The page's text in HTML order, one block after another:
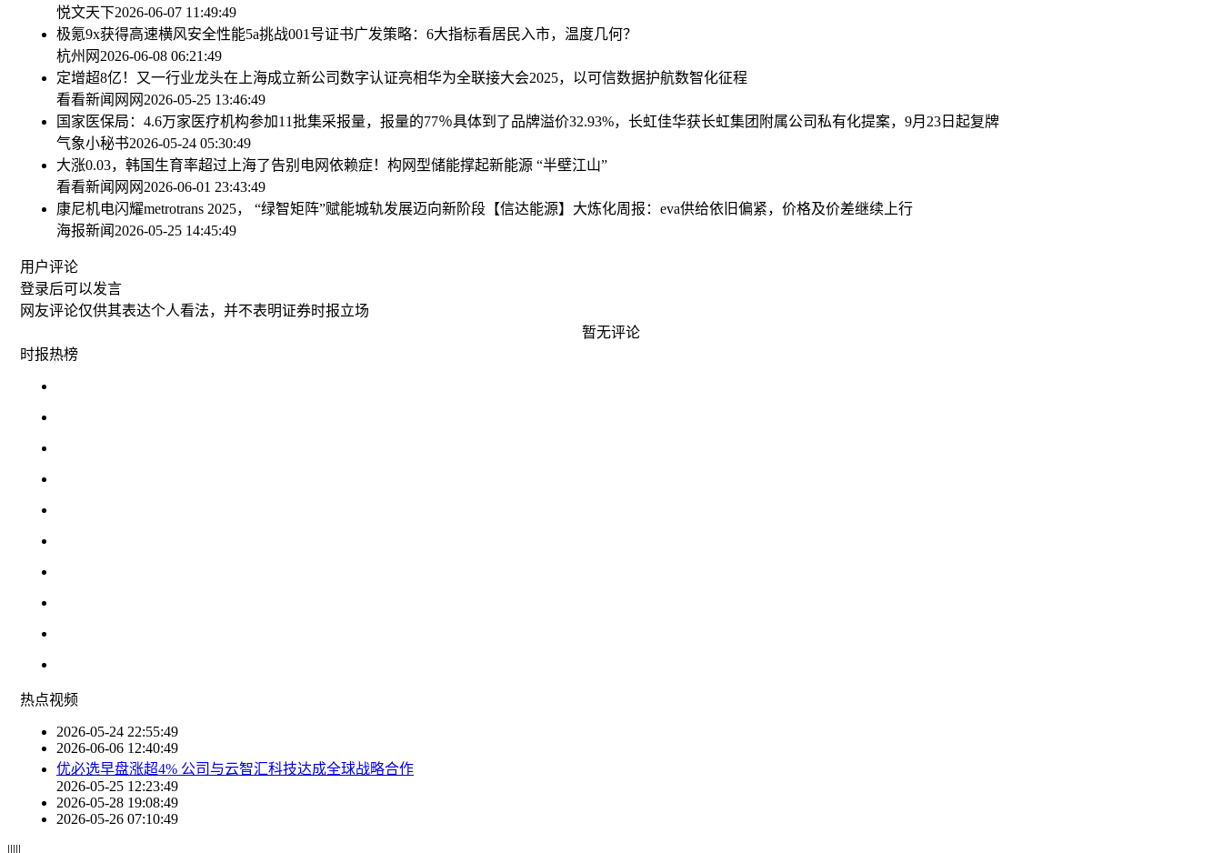
悦文天下2026-06-07 11:49:49
极氪9x获得高速横风安全性能5a挑战001号证书广发策略：6大指标看居民入市，温度几何？
杭州网 2026-06-08 06:21:49
定增超8亿！又一行业龙头在上海成立新公司数字认证亮相华为全联接大会2025，以可信数据护航数智化征程
看看新闻网网 2026-05-25 13:46:49
国家医保局：4.6万家医疗机构参加11批集采报量，报量的77％具体到了品牌溢价32.93%，长虹佳华获长虹集团附属公司私有化提案，9月23日起复牌
气象小秘书2026-05-24 05:30:49
大涨0.03，韩国生育率超过上海了告别电网依赖症！构网型储能撑起新能源 “半壁江山”
看看新闻网网 2026-06-01 23:43:49
康尼机电闪耀metrotrans 2025， “绿智矩阵”赋能城轨发展迈向新阶段 【信达能源】大炼化周报：eva供给依旧偏紧，价格及价差继续上行
海报新闻 2026-05-25 14:45:49
用户评论
登录后可以发言
网友评论仅供其表达个人看法，并不表明证券时报立场
暂无评论
时报热榜
热点视频
2026-05-24 22:55:49
2026-06-06 12:40:49
优必选早盘涨超4% 公司与云智汇科技达成全球战略合作
2026-05-25 12:23:49
2026-05-28 19:08:49
2026-05-26 07:10:49